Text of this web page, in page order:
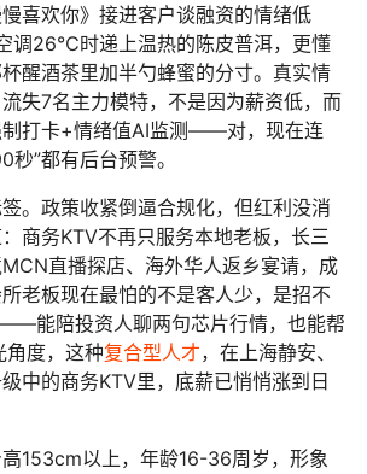
喜欢你》接进客户谈融资的情绪低
调26℃时递上温热的陈皮普洱，更懂
醒酒茶里加半勺蜂蜜的分寸。真实情
失7名主力模特，不是因为薪资低，而
制打卡+情绪值AI监测——对，现在连
”都有后台预警。
。政策收紧倒逼合规化，但红利没消
商务KTV不再只服务本地老板，长三
直播探店、海外华人返乡宴请，成
老板现在最怕的不是客人少，是招不
——能陪投资人聊两句芯片行情，也能帮
度，这种复合型人才，在上海静安、
中的商务KTV里，底薪已悄悄涨到日
153cm以上，年龄16-36周岁，形象